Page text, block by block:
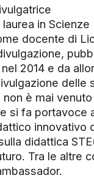
laurea in
docente di
2014 e da
delle
non è mai
si fa portavoce
innovativo
didattica
Tra le altre